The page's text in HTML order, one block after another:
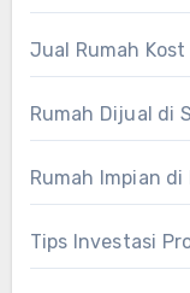
Jual Rumah Kost
Rumah Dijual di
Rumah Impian di
Tips Investasi